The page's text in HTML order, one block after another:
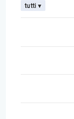
tutti ▾